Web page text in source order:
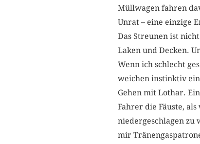
Müllwagen fahren
Unrat – eine einzige
Das Streunen ist
Laken und Decken.
Wenn ich schlecht
weichen instinktiv
Gehen mit Lothar.
Fahrer die Fäuste,
niedergeschlagen zu
mir